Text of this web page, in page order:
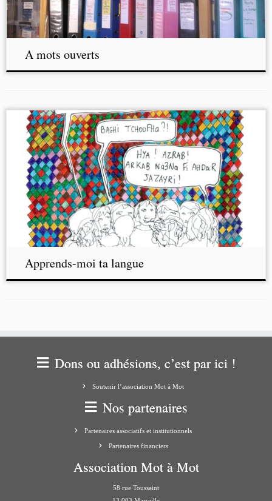
A mots ouverts
Apprends-moi ta langue
Dons ou adhésions, c’est par ici !
Soutenir l’association Mot à Mot
Nos partenaires
Partenaires associatifs et institutionnels
Partenaires financiers
Association Mot à Mot
58 rue Toussaint